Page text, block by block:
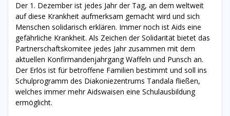
Der 1. Dezember ist jedes Jahr der Tag, an dem weltweit
auf diese Krankheit aufmerksam gemacht wird und sich
Menschen solidarisch erklären. Immer noch ist Aids eine
gefährliche Krankheit. Als Zeichen der Solidarität bietet das
Partnerschaftskomitee jedes Jahr zusammen mit dem
aktuellen Konfirmandenjahrgang Waffeln und Punsch an.
Der Erlös ist für betroffene Familien bestimmt und soll ins
Schulprogramm des Diakoniezentrums Tandala fließen,
welches immer mehr Aidswaisen eine Schulausbildung
ermöglicht.